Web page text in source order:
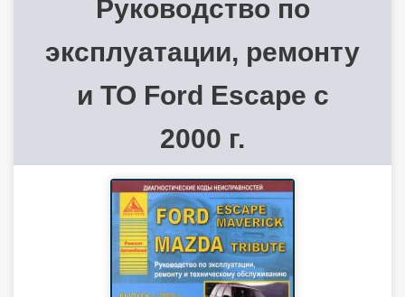
Руководство по
эксплуатации, ремонту
и ТО Ford Escape с
2000 г.